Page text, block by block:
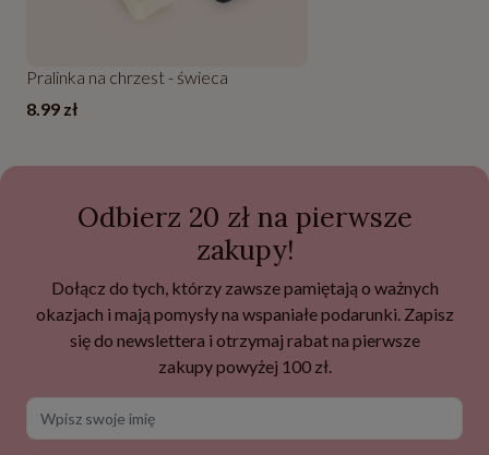
Pralinka na chrzest - świeca
8.99 zł
Odbierz 20 zł na pierwsze
zakupy!
Dołącz do tych, którzy zawsze pamiętają o ważnych
okazjach i mają pomysły na wspaniałe podarunki. Zapisz
się do newslettera i otrzymaj rabat na pierwsze
zakupy powyżej 100 zł.